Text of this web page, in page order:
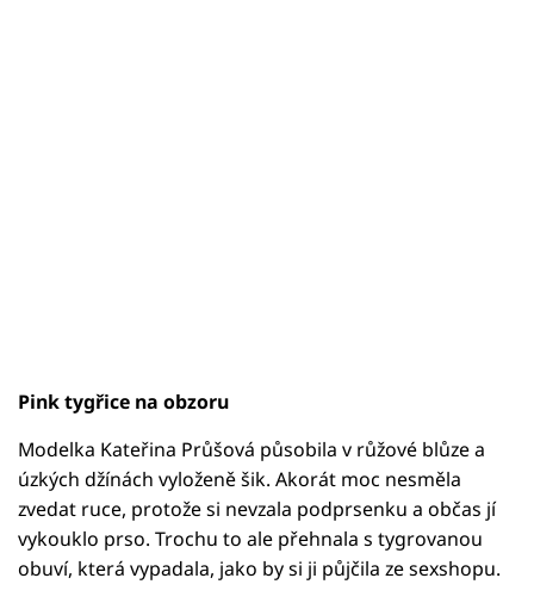
Pink tygřice na obzoru
Modelka Kateřina Průšová působila v růžové blůze a
úzkých džínách vyloženě šik. Akorát moc nesměla
zvedat ruce, protože si nevzala podprsenku a občas jí
vykouklo prso. Trochu to ale přehnala s tygrovanou
obuví, která vypadala, jako by si ji půjčila ze sexshopu.